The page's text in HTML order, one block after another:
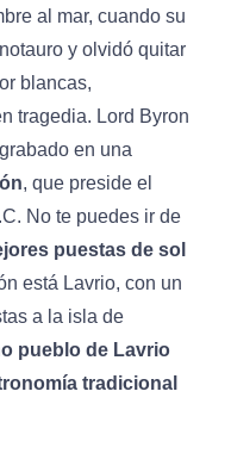
al mar, cuando su
y olvidó quitar
blancas,
tragedia. Lord Byron
en una
, que preside el
No te puedes ir de
puestas de sol
está Lavrio, con un
a la isla de
pueblo de Lavrio
tradicional